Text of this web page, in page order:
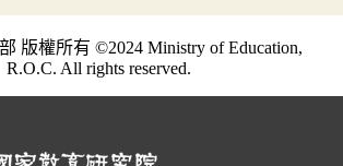
版權所有 ©2024 Ministry of Education,
R.O.C. All rights reserved.